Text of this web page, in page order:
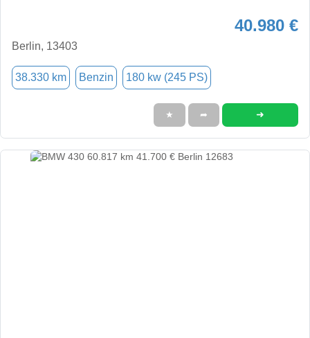
40.980 €
Berlin, 13403
38.330 km Benzin 180 kw (245 PS)
★ ➦ ➜